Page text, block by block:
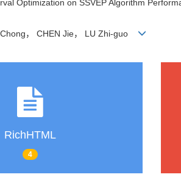
Optimization on SSVEP Algorithm
， CHEN Jie， LU Zhi-guo
RichHTML
4